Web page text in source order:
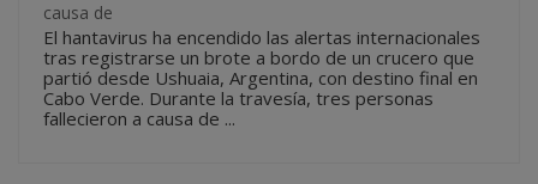
causa de
El hantavirus ha encendido las alertas internacionales
tras registrarse un brote a bordo de un crucero que
partió desde Ushuaia, Argentina, con destino final en
Cabo Verde. Durante la travesía, tres personas
fallecieron a causa de ...